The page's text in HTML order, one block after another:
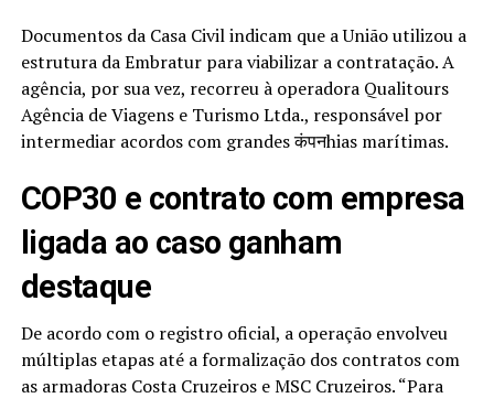
Documentos da Casa Civil indicam que a União utilizou a
estrutura da Embratur para viabilizar a contratação. A
agência, por sua vez, recorreu à operadora Qualitours
Agência de Viagens e Turismo Ltda., responsável por
intermediar acordos com grandes कंपनhias marítimas.
COP30 e contrato com empresa
ligada ao caso ganham
destaque
De acordo com o registro oficial, a operação envolveu
múltiplas etapas até a formalização dos contratos com
as armadoras Costa Cruzeiros e MSC Cruzeiros. “Para